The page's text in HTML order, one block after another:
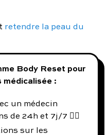
retendre la peau du
Body Reset pour
médicalisée :
un médecin
de 24h et 7j/7 👨‍⚕️
sur les